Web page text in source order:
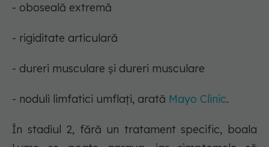
- oboseală extremă
- rigiditate articulară
- dureri musculare și dureri musculare
- noduli limfatici umflați, arată Mayo Clinic.
În stadiul 2, fără un tratament specific, boala